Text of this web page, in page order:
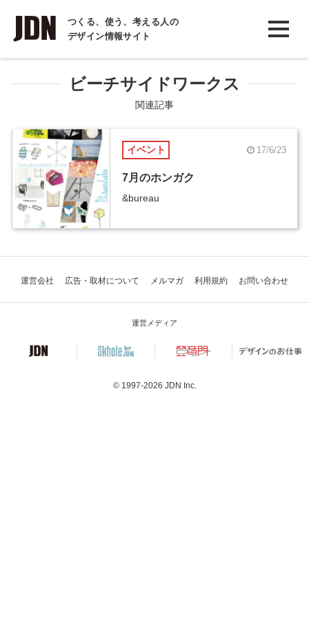
つくる、使う、考える人の
デザイン情報サイト
INTERVIEW
インタビュー
REPORT
COLUMN
コラム
ビーチサイドワークス
関連記事
イベント 17/6/23
7月のホンガク
&bureau
運営会社 広告・取材について メルマガ 利用規約 お問い合わせ
運営メディア
© 1997-2026 JDN Inc.